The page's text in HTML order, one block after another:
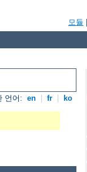
모듈
언어: en fr ko